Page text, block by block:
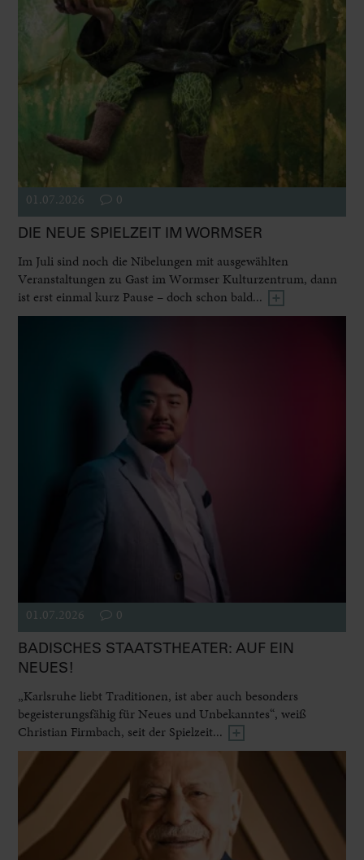
01.07.2026 0
DIE NEUE SPIELZEIT IM WORMSER
Im Juli sind noch die Nibelungen mit ausgewählten
Veranstaltungen zu Gast im Wormser Kulturzentrum, dann
ist erst einmal kurz Pause – doch schon bald...
01.07.2026 0
BADISCHES STAATSTHEATER: AUF EIN
NEUES!
„Karlsruhe liebt Traditionen, ist aber auch besonders
begeisterungsfähig für Neues und Unbekanntes“, weiß
Christian Firmbach, seit der Spielzeit...